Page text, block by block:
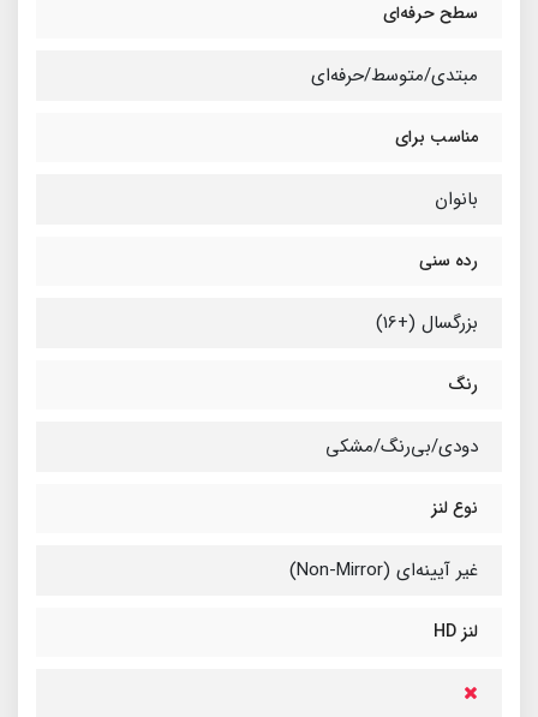
سطح حرفه‌ای
مبتدی/متوسط/حرفه‌ای
مناسب برای
بانوان
رده سنی
بزرگسال (+16)
رنگ
دودی/بی‌رنگ/مشکی
نوع لنز
غیر آیینه‌ای (Non-Mirror)
لنز HD